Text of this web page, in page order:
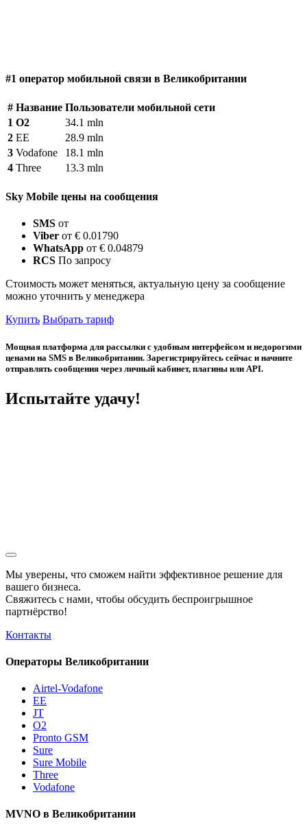
#1 оператор мобильной связи в Великобритании
# Название Пользователи мобильной сети
1 O2
34.1 mln
2 EE
28.9 mln
3 Vodafone
18.1 mln
4 Three 13.3 mln
Sky Mobile цены на сообщения
SMS от
Viber от € 0.01790
WhatsApp от € 0.04879
RCS По запросу
Стоимость может меняться, актуальную цену за сообщение
можно уточнить у менеджера
Купить Выбрать тариф
Мощная платформа для рассылки с удобным интерфейсом и недорогими
ценами на SMS в Великобритании. Зарегистрируйтесь сейчас и начните
отправлять сообщения через личный кабинет, плагины или API.
Испытайте удачу!
Мы уверены, что сможем найти эффективное решение для
вашего бизнеса.
Свяжитесь с нами, чтобы обсудить беспроигрышное
партнёрство!
Контакты
Операторы Великобритании
Airtel-Vodafone
EE
JT
O2
Pronto GSM
Sure
Sure Mobile
Three
Vodafone
MVNO в Великобритании